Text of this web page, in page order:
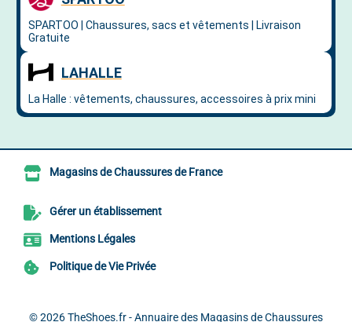
Magasins de Chaussures de France
Gérer un établissement
Mentions Légales
Politique de Vie Privée
© 2026TheShoes.fr - Annuaire des Magasins de Chaussures